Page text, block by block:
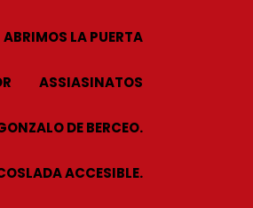
ABRIMOS LA PUERTA
ASSIASINATOS
DE BERCEO.
ACCESIBLE.